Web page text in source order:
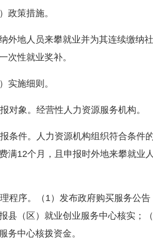
策措施。
地人员来攀就业并为其连续缴纳社
次性就业奖补。
施细则。
象。经营性人力资源服务机构。
件。人力资源机构组织符合条件的
满12个月，且申报时外地来攀就业
序。（1）发布政府购买服务公告
县（区）就业创业服务中心核实；
务中心核拨资金。